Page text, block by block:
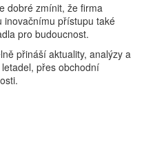
dobré zmínit, že firma
inovačnímu přístupu také
pro budoucnost.
přináší aktuality, analýzy a
přes obchodní